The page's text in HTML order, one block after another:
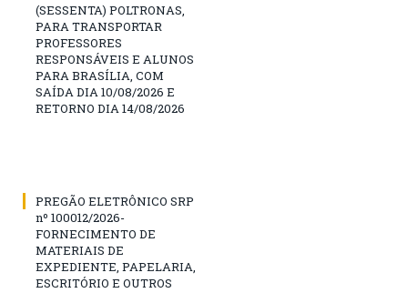
(SESSENTA) POLTRONAS,
PARA TRANSPORTAR
PROFESSORES
RESPONSÁVEIS E ALUNOS
PARA BRASÍLIA, COM
SAÍDA DIA 10/08/2026 E
RETORNO DIA 14/08/2026
PREGÃO ELETRÔNICO SRP
nº 100012/2026-
FORNECIMENTO DE
MATERIAIS DE
EXPEDIENTE, PAPELARIA,
ESCRITÓRIO E OUTROS